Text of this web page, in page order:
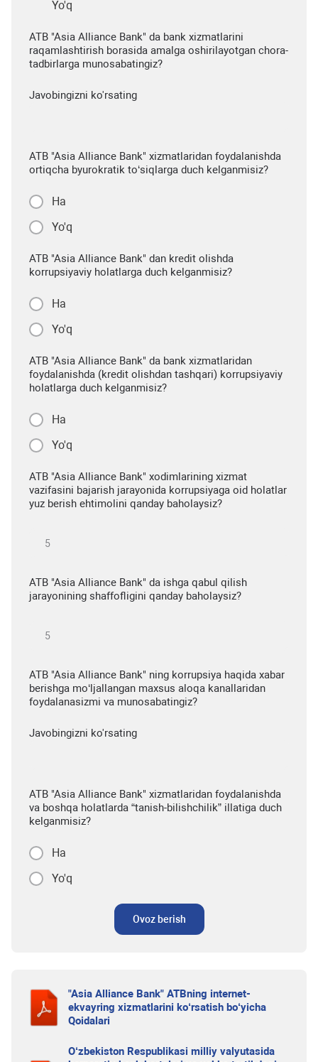
Yo'q
ATB "Asia Alliance Bank" da bank xizmatlarini
raqamlashtirish borasida amalga oshirilayotgan chora-
tadbirlarga munosabatingiz?
Javobingizni ko'rsating
ATB "Asia Alliance Bank" xizmatlaridan foydalanishda
ortiqcha byurokratik to‘siqlarga duch kelganmisiz?
Ha
Yo'q
ATB "Asia Alliance Bank" dan kredit olishda
korrupsiyaviy holatlarga duch kelganmisiz?
Ha
Yo'q
ATB "Asia Alliance Bank" da bank xizmatlaridan
foydalanishda (kredit olishdan tashqari) korrupsiyaviy
holatlarga duch kelganmisiz?
Ha
Yo'q
ATB "Asia Alliance Bank" xodimlarining xizmat
vazifasini bajarish jarayonida korrupsiyaga oid holatlar
yuz berish ehtimolini qanday baholaysiz?
ATB "Asia Alliance Bank" da ishga qabul qilish
jarayonining shaffofligini qanday baholaysiz?
ATB "Asia Alliance Bank" ning korrupsiya haqida xabar
berishga mo‘ljallangan maxsus aloqa kanallaridan
foydalanasizmi va munosabatingiz?
Javobingizni ko'rsating
ATB "Asia Alliance Bank" xizmatlaridan foydalanishda
va boshqa holatlarda “tanish-bilishchilik” illatiga duch
kelganmisiz?
Ha
Yo'q
Ovoz berish
"Asia Alliance Bank" ATBning internet-
ekvayring xizmatlarini ko‘rsatish bo‘yicha
Qoidalari
O‘zbekiston Respublikasi milliy valyutasida